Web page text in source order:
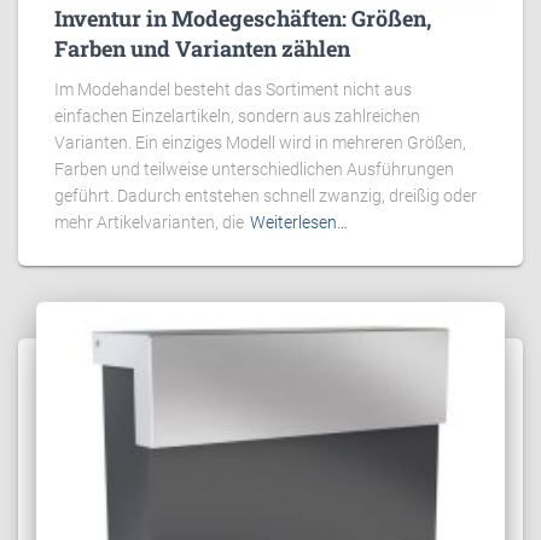
Inventur in Modegeschäften: Größen,
Farben und Varianten zählen
Im Modehandel besteht das Sortiment nicht aus
einfachen Einzelartikeln, sondern aus zahlreichen
Varianten. Ein einziges Modell wird in mehreren Größen,
Farben und teilweise unterschiedlichen Ausführungen
geführt. Dadurch entstehen schnell zwanzig, dreißig oder
mehr Artikelvarianten, die Weiterlesen…